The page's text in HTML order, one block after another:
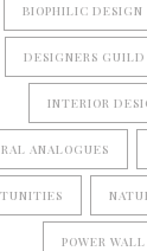
BIOPHILIC DESIGN
DESIGNERS GUILD
INTERIOR
ANALOGUES
POWER WALL